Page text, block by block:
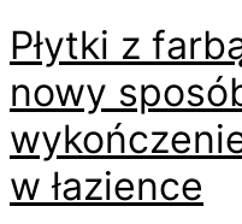
Płytki z
nowy
w łazience